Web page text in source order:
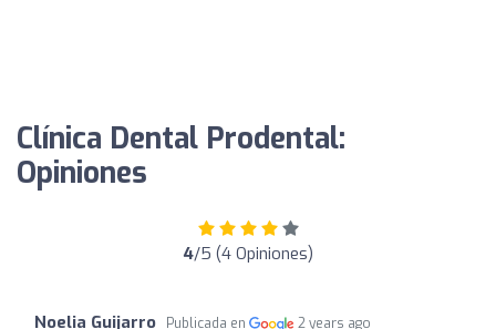
Clínica Dental Prodental:
Opiniones
4/5 (4 Opiniones)
Noelia Guijarro Publicada en 2 years ago